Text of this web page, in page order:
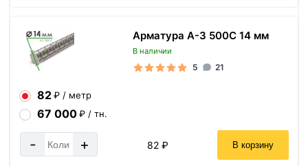
Арматура А-3 500С 14 мм
В наличии
5 21
82₽ / метр
67 000₽ / тн.
- + 82 ₽ В корзину